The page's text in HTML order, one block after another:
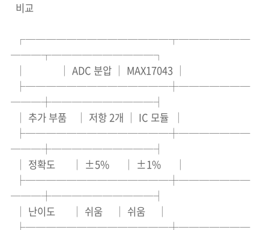
비교
┌──────────────┬───────
───┬──────────┐
│ │ ADC 분압 │ MAX17043 │
├──────────────┼───────
───┼──────────┤
│ 추가 부품 │ 저항 2개 │ IC 모듈 │
├──────────────┼───────
───┼──────────┤
│ 정확도 │ ±5% │ ±1% │
├──────────────┼───────
───┼──────────┤
│ 난이도 │ 쉬움 │ 쉬움 │
├──────────────┼───────